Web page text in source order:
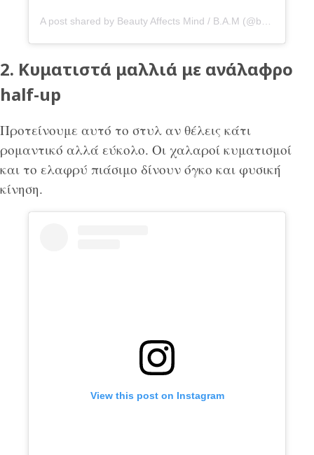
2. Κυματιστά μαλλιά με ανάλαφρο
half-up
Προτείνουμε αυτό το στυλ αν θέλεις κάτι
ρομαντικό αλλά εύκολο. Οι χαλαροί κυματισμοί
και το ελαφρύ πιάσιμο δίνουν όγκο και φυσική
κίνηση.
View this post on Instagram